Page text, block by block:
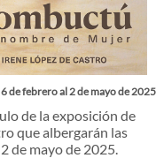
de febrero al 2 de mayo de 2025
de la exposición de
que albergarán las
de mayo de 2025.